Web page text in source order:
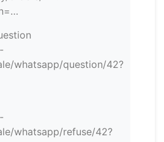
whatsapp/question/42?
whatsapp/refuse/42?